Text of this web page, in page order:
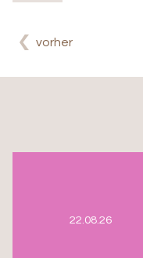
vorher
22.08.26